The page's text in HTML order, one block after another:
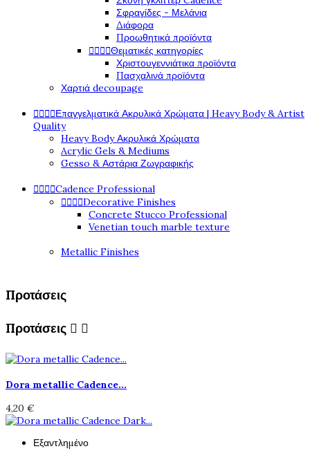
Σφραγίδες - Μελάνια
Διάφορα
Προωθητικά προϊόντα
Θεματικές κατηγορίες
Χριστουγεννιάτικα προϊόντα
Πασχαλινά προϊόντα
Χαρτιά decoupage
Επαγγελματικά Ακρυλικά Χρώματα | Heavy Body & Artist
Quality
Heavy Body Ακρυλικά Χρώματα
Acrylic Gels & Mediums
Gesso & Αστάρια Ζωγραφικής
Cadence Professional
Decorative Finishes
Concrete Stucco Professional
Venetian touch marble texture
Metallic Finishes
Προτάσεις
Προτάσεις  
Dora metallic Cadence...
4,20 €
Εξαντλημένο